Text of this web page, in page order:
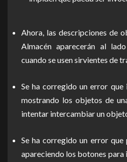
Ahora, las descripciones de
Almacén aparecerán al
cuando se usen sirvientes de
Se ha corregido un error que
mostrando los objetos de
intentar intercambiar un
Se ha corregido un error
apareciendo los botones